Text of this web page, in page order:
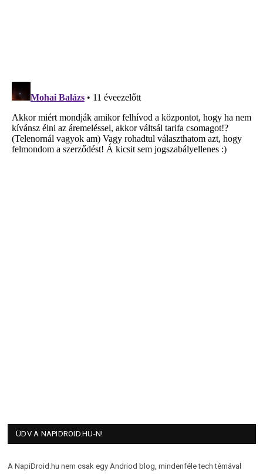
ÜDV A NAPIDROID.HU-N!
A NapiDroid.hu nem csak egy Andriod blog, mindenféle tech témával